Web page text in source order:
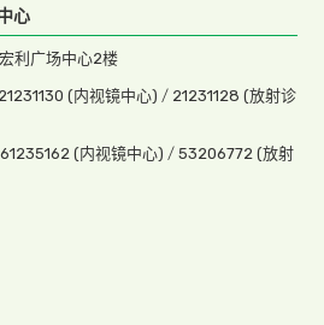
心
利广场中心2楼
21231130 (内视镜中心) / 21231128 (放射诊
61235162 (内视镜中心) / 53206772 (放射